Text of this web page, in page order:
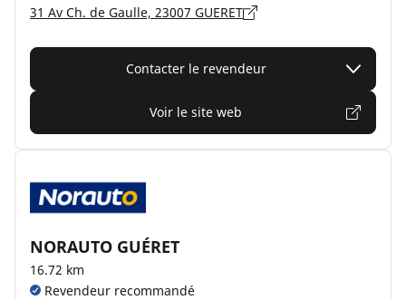
31 Av Ch. de Gaulle, 23007 GUERET
Contacter le revendeur
Voir le site web
NORAUTO GUÉRET
16.72 km
Revendeur recommandé